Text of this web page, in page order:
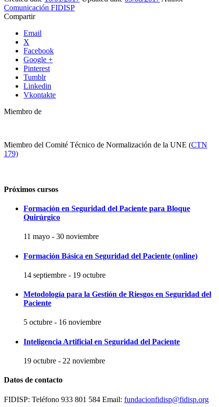
Comunicación FIDISP
Compartir
Email
X
Facebook
Google +
Pinterest
Tumblr
Linkedin
Vkontakte
Miembro de
Miembro del Comité Técnico de Normalización de la UNE (CTN
179)
Próximos cursos
Formación en Seguridad del Paciente para Bloque
Quirúrgico
11 mayo - 30 noviembre
Formación Básica en Seguridad del Paciente (online)
14 septiembre - 19 octubre
Metodología para la Gestión de Riesgos en Seguridad del
Paciente
5 octubre - 16 noviembre
Inteligencia Artificial en Seguridad del Paciente
19 octubre - 22 noviembre
Datos de contacto
FIDISP: Teléfono 933 801 584 Email: fundacionfidisp@fidisp.org